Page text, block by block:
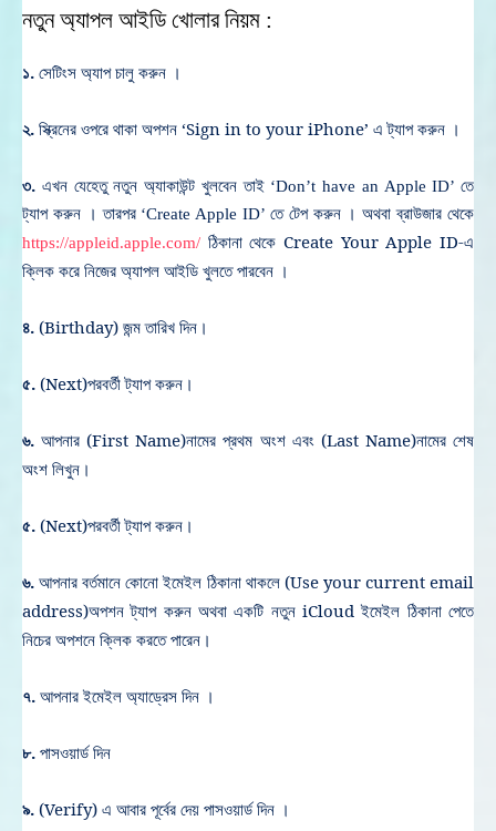
নতুন অ্যাপল আইডি খোলার নিয়ম :
১. সেটিংস অ্যাপ চালু করুন ।
২. স্ক্রিনের ওপরে থাকা অপশন ‘Sign in to your iPhone’ এ ট্যাপ করুন ।
৩. এখন যেহেতু নতুন অ্যাকাউন্ট খুলবেন তাই ‘Don’t have an Apple ID’ তে
ট্যাপ করুন । তারপর ‘Create Apple ID’ তে টেপ করুন । অথবা ব্রাউজার থেকে
https://appleid.apple.com/ ঠিকানা থেকে Create Your Apple ID-এ
ক্লিক করে নিজের অ্যাপল আইডি খুলতে পারবেন ।
৪. (Birthday) জন্ম তারিখ দিন।
৫. (Next)পরবর্তী ট্যাপ করুন।
৬. আপনার (First Name)নামের প্রথম অংশ এবং (Last Name)নামের শেষ
অংশ লিখুন।
৫. (Next)পরবর্তী ট্যাপ করুন।
৬.আপনার বর্তমানে কোনো ইমেইল ঠিকানা থাকলে (Use your current email
address)অপশন ট্যাপ করুন অথবা একটি নতুন iCloud ইমেইল ঠিকানা পেতে
নিচের অপশনে ক্লিক করতে পারেন।
৭. আপনার ইমেইল অ্যাড্রেস দিন ।
৮. পাসওয়ার্ড দিন
৯. (Verify) এ আবার পূর্বের দেয় পাসওয়ার্ড দিন ।